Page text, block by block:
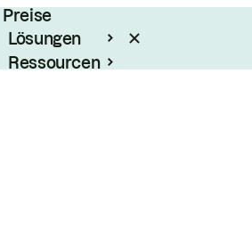
Preise
Lösungen
Ressourcen